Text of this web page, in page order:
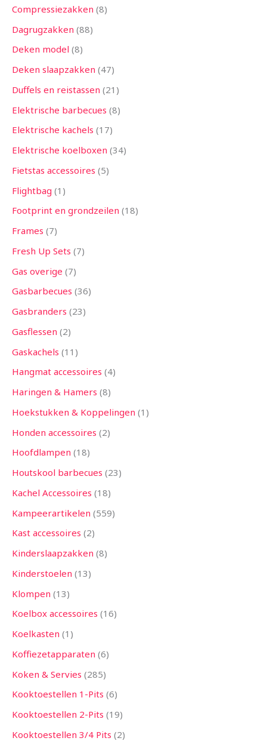
Compressiezakken 8
Dagrugzakken 88
Deken model 8
Deken slaapzakken 47
Duffels en reistassen 21
Elektrische barbecues 8
Elektrische kachels 17
Elektrische koelboxen 34
Fietstas accessoires 5
Flightbag 1
Footprint en grondzeilen 18
Frames 7
Fresh Up Sets 7
Gas overige 7
Gasbarbecues 36
Gasbranders 23
Gasflessen 2
Gaskachels 11
Hangmat accessoires 4
Haringen & Hamers 8
Hoekstukken & Koppelingen 1
Honden accessoires 2
Hoofdlampen 18
Houtskool barbecues 23
Kachel Accessoires 18
Kampeerartikelen 559
Kast accessoires 2
Kinderslaapzakken 8
Kinderstoelen 13
Klompen 13
Koelbox accessoires 16
Koelkasten 1
Koffiezetapparaten 6
Koken & Servies 285
Kooktoestellen 1-Pits 6
Kooktoestellen 2-Pits 19
Kooktoestellen 3/4 Pits 2